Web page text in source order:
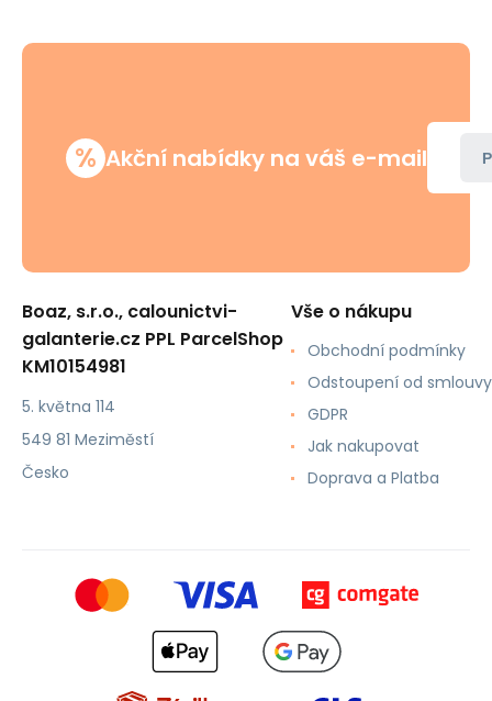
% Akční nabídky na váš e-mail
Boaz, s.r.o., calounictvi-
galanterie.cz PPL ParcelShop
KM10154981
5. května 114
549 81 Meziměstí
Česko
Vše o nákupu
Obchodní podmínky
Odstoupení od smlouvy
GDPR
Jak nakupovat
Doprava a Platba